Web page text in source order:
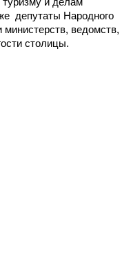
депутаты Народного
министерств, ведомств,
столицы.